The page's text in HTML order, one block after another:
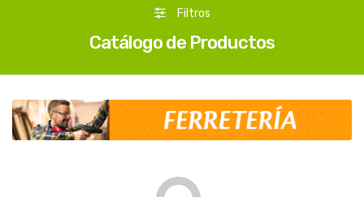
Filtros
Catálogo de Productos